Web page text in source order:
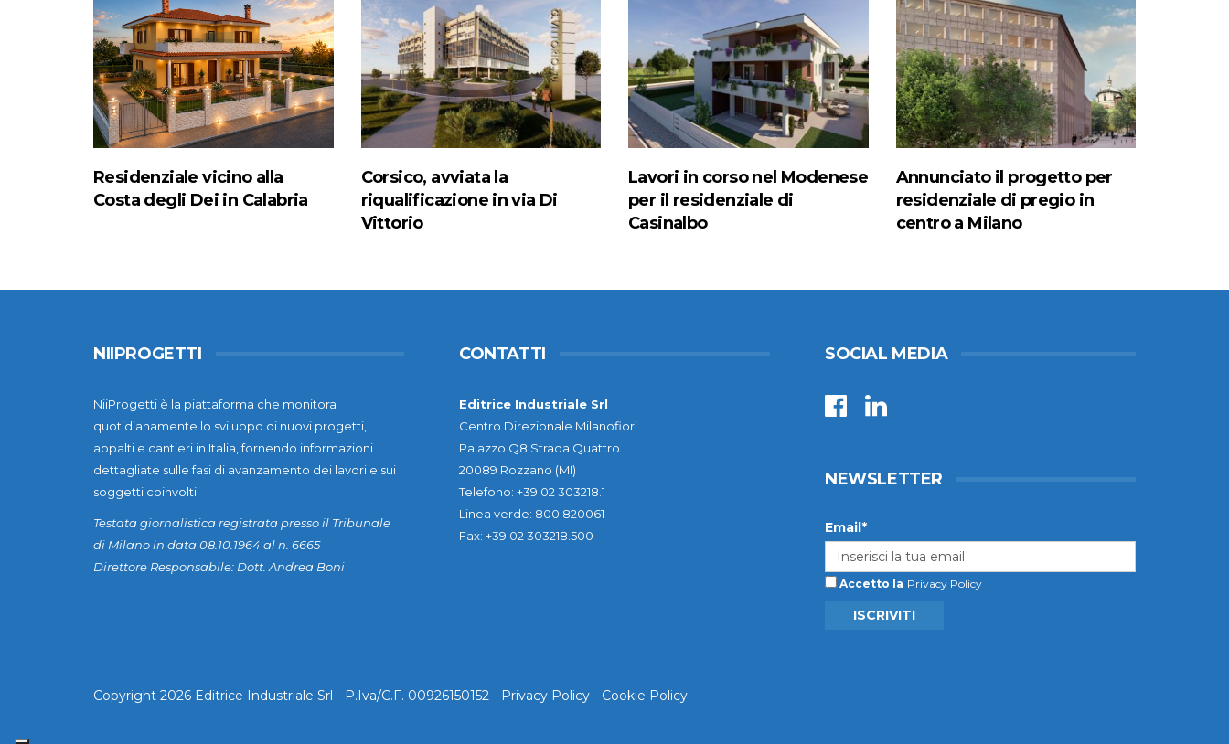
Residenziale vicino alla
Costa degli Dei in Calabria
Corsico, avviata la
riqualificazione in via Di
Vittorio
Lavori in corso nel Modenese
per il residenziale di
Casinalbo
Annunciato il progetto per
residenziale di pregio in
centro a Milano
NIIPROGETTI
NiiProgetti è la piattaforma che monitora
quotidianamente lo sviluppo di nuovi progetti,
appalti e cantieri in Italia, fornendo informazioni
dettagliate sulle fasi di avanzamento dei lavori e sui
soggetti coinvolti.
Testata giornalistica registrata presso il Tribunale
di Milano in data 08.10.1964 al n. 6665
Direttore Responsabile: Dott. Andrea Boni
CONTATTI
Editrice Industriale Srl
Centro Direzionale Milanofiori
Palazzo Q8 Strada Quattro
20089 Rozzano (MI)
Telefono: +39 02 303218.1
Linea verde: 800 820061
Fax: +39 02 303218.500
SOCIAL MEDIA
NEWSLETTER
Email*
Accetto la Privacy Policy
ISCRIVITI
Copyright 2026 Editrice Industriale Srl - P.Iva/C.F. 00926150152 - Privacy Policy - Cookie Policy